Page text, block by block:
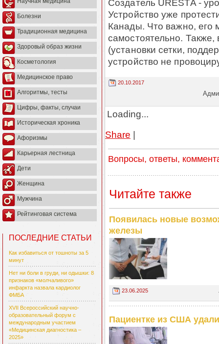
Болезни
Традиционная медицина
Здоровый образ жизни
Косметология
Медицинское право
Алгоритмы, тесты
Цифры, факты, случаи
Историческая хроника
Афоризмы
Карьерная лестница
Дети
Женщина
Мужчина
Рейтинговая система
ПОСЛЕДНИЕ СТАТЬИ
Как избавиться от тошноты за 5
минут
Нет ни боли в груди, ни одышки: 8
признаков «молчаливого»
инфаркта назвала кардиолог
ФМБА
XVII Всероссийский научно-
образовательный форум с
международным участием
«Медицинская диагностика –
2025»
Создатель URESTA -
Устройство уже
Канады. Что важно, его
самостоятельно. Также,
(установки сетки,
устройство не
20.10.2017
Loading...
Share |
Вопросы, ответы,
Читайте также
Появилась новые
железы
23.06.2025
Пациентке из США